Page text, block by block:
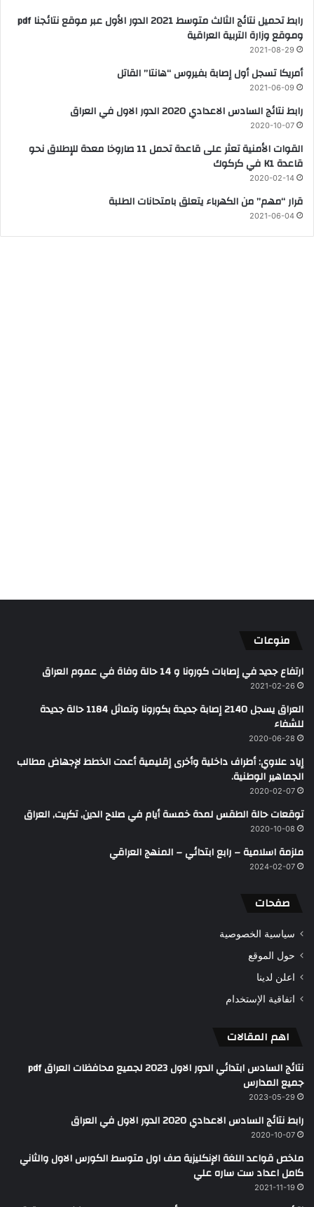
رابط تحميل نتائج الثالث متوسط 2021 الدور الأول عبر موقع نتائجنا pdf
وموقع وزارة التربية العراقية
2021-08-29
أمريكا تسجل أول إصابة بفيروس “هانتا” القاتل
2021-06-09
رابط نتائج السادس الاعدادي 2020 الدور الاول في العراق
2020-10-07
القوات الأمنية تعثر على قاعدة تحمل 11 صاروخا معدة للإطلاق نحو
قاعدة K1 في كركوك
2020-02-14
قرار “مهم” من الكهرباء يتعلق بامتحانات الطلبة
2021-06-04
منوعات
ارتفاع جديد في إصابات كورونا و 14 حالة وفاة في عموم العراق
2021-02-26
العراق يسجل 2140 إصابة جديدة بكورونا وتماثل 1184 حالة جديدة
للشفاء
2020-06-28
‏إياد علاوي: أطراف داخلية وأخرى إقليمية أعدت الخطط لإجهاض مطالب
الجماهير الوطنية.
2020-02-07
توقعات حالة الطقس لمدة خمسة أيام في صلاح الدين, تكريت, العراق
2020-10-08
ملزمة اسلامية – رابع ابتدائي – المنهج العراقي
2024-02-07
صفحات
سياسية الخصوصية
حول الموقع
اعلن لدينا
اتفاقية الإستخدام
اهم المقالات
نتائج السادس ابتدائي الدور الاول 2023 لجميع محافظات العراق pdf
جميع المدارس
2023-05-29
رابط نتائج السادس الاعدادي 2020 الدور الاول في العراق
2020-10-07
ملخص قواعد اللغة الإنكليزية صف اول متوسط الكورس الاول والثاني
كامل اعداد ست ساره علي
2021-11-19